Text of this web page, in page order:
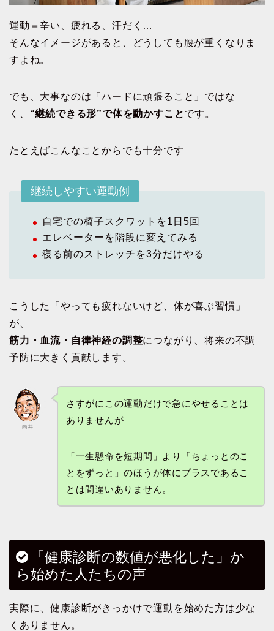
運動＝辛い、疲れる、汗だく…
そんなイメージがあると、どうしても腰が重くなりま
すよね。
でも、大事なのは「ハードに頑張ること」ではな
く、 “継続できる形”で体を動かすことです。
たとえばこんなことからでも十分です
継続しやすい運動例
自宅での椅子スクワットを1日5回
エレベーターを階段に変えてみる
寝る前のストレッチを3分だけやる
こうした「やっても疲れないけど、体が喜ぶ習慣」
が、
筋力・血流・自律神経の調整につながり、将来の不調
予防に大きく貢献します。
向井
さすがにこの運動だけで急にやせることは
ありませんが
「一生懸命を短期間」より「ちょっとのこ
とをずっと」のほうが体にプラスであるこ
とは間違いありません。
「健康診断の数値が悪化した」か
ら始めた人たちの声
実際に、健康診断がきっかけで運動を始めた方は少な
くありません。